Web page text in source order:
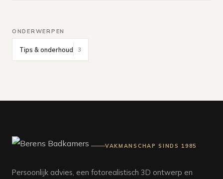
ONDERWERPEN
Tips & onderhoud 3
VAKMANSCHAP SINDS 1985
Persoonlijk advies, een fotorealistisch 3D ontwerp en